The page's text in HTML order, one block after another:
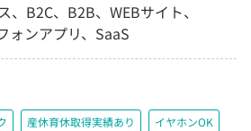
B2C、B2B、WEBサイト、
ォンアプリ、SaaS
産休育休取得実績あり イヤホンOK